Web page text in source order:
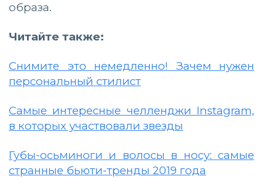
образа.
Читайте также:
Снимите это немедленно! Зачем нужен
персональный стилист
Самые интересные челленджи Instagram,
в которых участвовали звезды
Губы-осьминоги и волосы в носу: самые
странные бьюти-тренды 2019 года